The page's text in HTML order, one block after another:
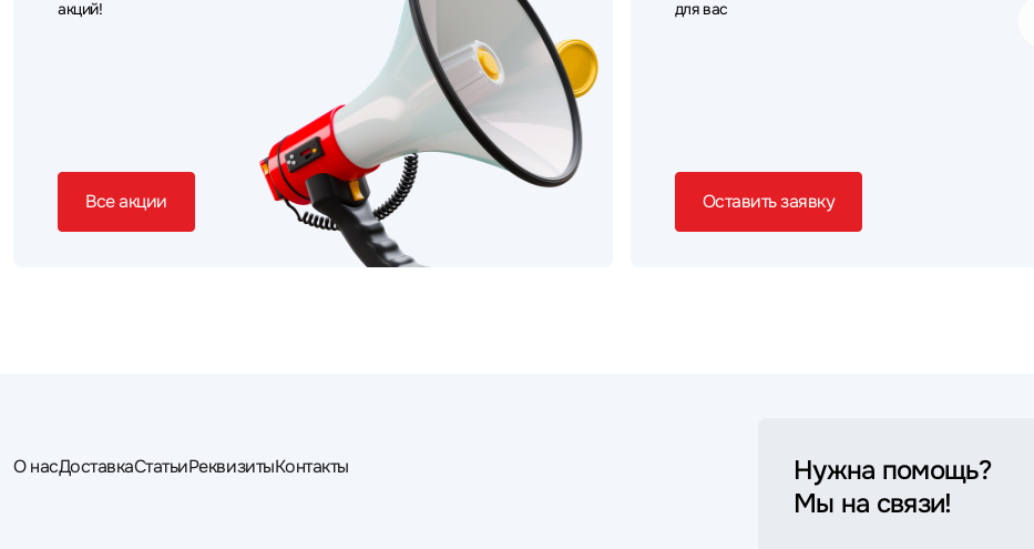
акций!
Все акции
для вас
Оставить заявку
О насДоставкаСтатьиРеквизитыКонтакты
Нужна помощь?
Мы на связи!